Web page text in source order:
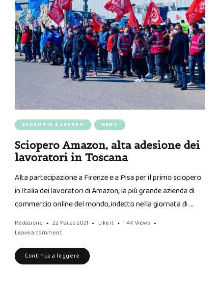
ECONOMIA E LAVORO NEWS
Sciopero Amazon, alta adesione dei
lavoratori in Toscana
Alta partecipazione a Firenze e a Pisa per il primo sciopero
in Italia dei lavoratori di Amazon, la più grande azienda di
commercio online del mondo, indetto nella giornata di …
Redazione 22 Marzo 2021 Like it 1.4K Views
Leave a comment
Continua a leggere